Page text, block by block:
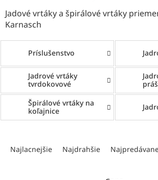
Jadové vrtáky a špirálové vrtáky
Karnasch
Príslušenstvo
Jadrové vrtáky
tvrdokovové
Špirálové vrtáky na
koľajnice
Najlacnejšie Najdrahšie